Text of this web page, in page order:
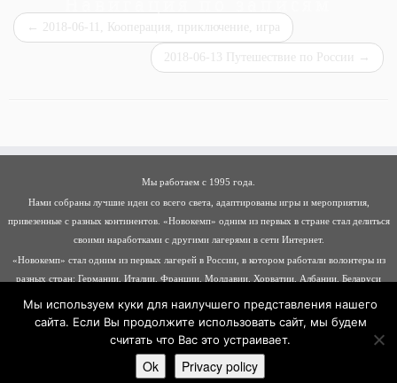
← 2018-06-11, Кооперация, приключение, игра
2018-06-13 Путешествие по России →
Мы работаем с 1995 года.
Нами собраны лучшие идеи со всего света, адаптированы игры и мероприятия,
привезенные с разных континентов. «Новокемп» одним из первых в стране стал делиться
своими наработками с другими лагерями в сети Интернет.
«Новокемп» стал одним из первых лагерей в России, в котором работали волонтеры из
разных стран: Германии, Италии, Франции, Молдавии, Хорватии, Албании, Беларуси
·Работает на ·Разработан в
Мы используем куки для наилучшего представления нашего
сайта. Если Вы продолжите использовать сайт, мы будем
считать что Вас это устраивает.
Ok Privacy policy